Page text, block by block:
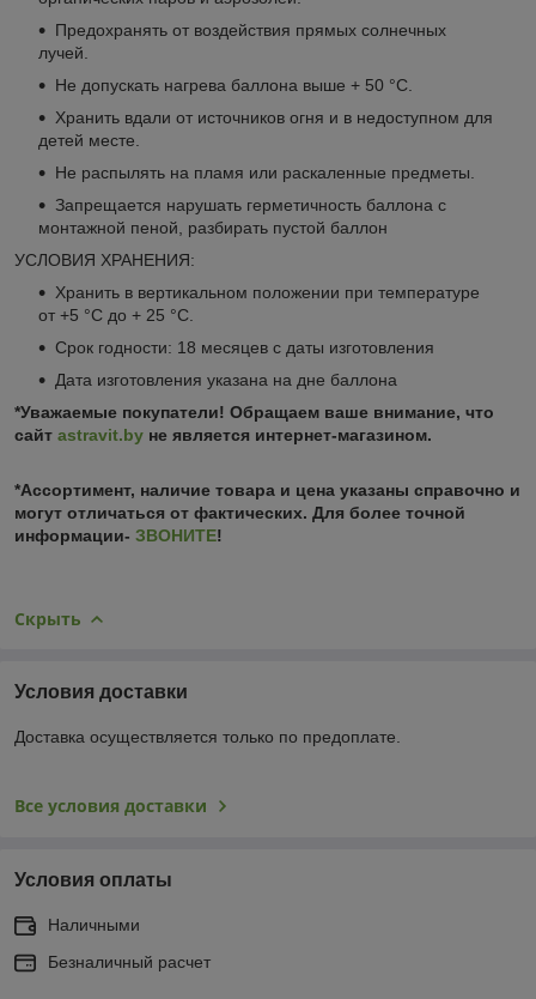
Предохранять от воздействия прямых солнечных
лучей.
Не допускать нагрева баллона выше + 50 °С.
Хранить вдали от источников огня и в недоступном для
детей месте.
Не распылять на пламя или раскаленные предметы.
Запрещается нарушать герметичность баллона с
монтажной пеной, разбирать пустой баллон
УСЛОВИЯ ХРАНЕНИЯ:
Хранить в вертикальном положении при температуре
от +5 °С до + 25 °С.
Срок годности: 18 месяцев с даты изготовления
Дата изготовления указана на дне баллона
*Уважаемые покупатели! Обращаем ваше внимание, что
сайт astravit.by не является интернет-магазином.
*Ассортимент, наличие товара и цена указаны справочно и
могут отличаться от фактических. Для более точной
информации- ЗВОНИТЕ!
Скрыть
Условия доставки
Доставка осуществляется только по предоплате.
Все условия доставки
Условия оплаты
Наличными
Безналичный расчет